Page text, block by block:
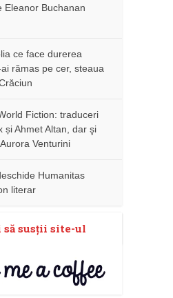
Eleanor Buchanan
ce face durerea
rămas pe cer, steaua
Fiction: traduceri
și Ahmet Altan, dar şi
Venturini
Humanitas
literar
să susţii site-ul